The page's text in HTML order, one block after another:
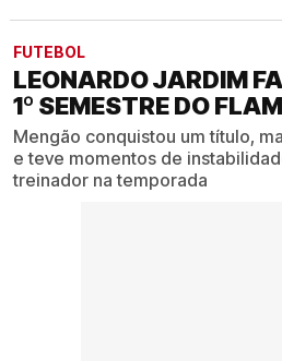
FUTEBOL
LEONARDO JARDIM
1º SEMESTRE DO
Mengão conquistou um título,
e teve momentos de
treinador na temporada